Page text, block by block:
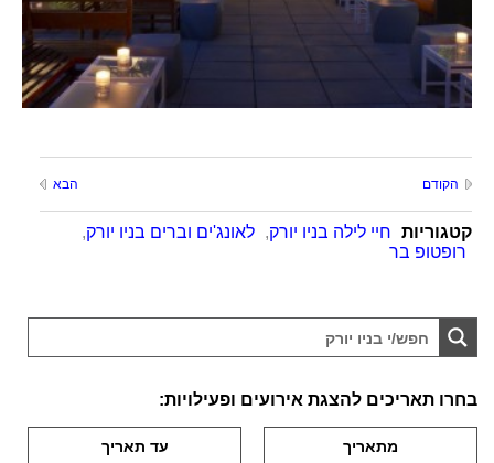
הקודם הבא
קטגוריות חיי לילה בניו יורק, לאונג'ים וברים בניו יורק,
רופטופ בר
בחרו תאריכים להצגת אירועים ופעילויות: